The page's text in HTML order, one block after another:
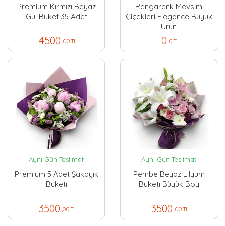
Premium Kırmızı Beyaz
Gül Buket 35 Adet
4500 ,00 TL
Rengarenk Mevsim
Çiçekleri Elegance Büyük
Ürün
0 ,0 TL
Aynı Gün Teslimat
Premium 5 Adet Şakayık
Buketi
3500 ,00 TL
Aynı Gün Teslimat
Pembe Beyaz Lilyum
Buketi Büyük Boy
3500 ,00 TL